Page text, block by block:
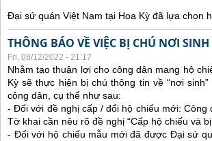
Đại sứ quán Việt Nam tại Hoa Kỳ đã lựa chọn
THÔNG BÁO VỀ VIỆC BỊ CHÚ NƠI
Fri, 08/12/2022 - 21:17
Nhằm tạo thuận lợi cho công dân mang hộ
Kỳ sẽ thực hiện bị chú thông tin về “nơi
công dân, cụ thể như sau:
- Đối với đề nghị cấp / đổi hộ chiếu mới: Công
Tờ khai cần nêu rõ đề nghị “Cấp hộ chiếu và bị
- Đối với hộ chiếu mẫu mới đã được Đại sứ